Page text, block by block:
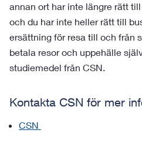
annan ort har inte längre rätt
och du har inte heller rätt till
ersättning för resa till och från
betala resor och uppehälle
studiemedel från CSN.
Kontakta CSN för mer
CSN